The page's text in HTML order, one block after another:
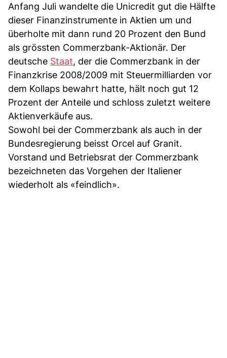
Anfang Juli wandelte die Unicredit gut die Hälfte
dieser Finanzinstrumente in Aktien um und
überholte mit dann rund 20 Prozent den Bund
als grössten Commerzbank-Aktionär. Der
deutsche Staat, der die Commerzbank in der
Finanzkrise 2008/2009 mit Steuermilliarden vor
dem Kollaps bewahrt hatte, hält noch gut 12
Prozent der Anteile und schloss zuletzt weitere
Aktienverkäufe aus.
Sowohl bei der Commerzbank als auch in der
Bundesregierung beisst Orcel auf Granit.
Vorstand und Betriebsrat der Commerzbank
bezeichneten das Vorgehen der Italiener
wiederholt als «feindlich».